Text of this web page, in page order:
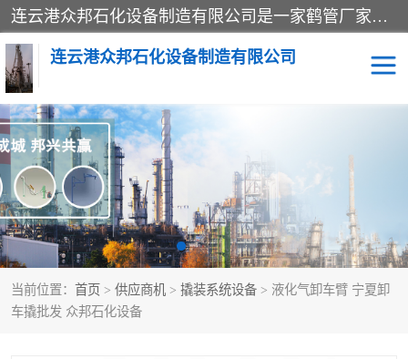
连云港众邦石化设备制造有限公司是一家鹤管厂家主营：鹤管、装车鹤管等，是致力于石油、石化等流体装卸设备(主要产品如鹤管、输油臂、脱缆钩等)的咨询、设计、制造、检测、安装指导、系统调试、维修维护等业务的公司。
连云港众邦石化设备制造有限公司
当前位置： 首页 > 供应商机 > 撬装系统设备 > 液化气卸车臂 宁夏卸
车撬批发 众邦石化设备
鹤管 顶部装卸鹤管
底部装卸鹤管 LNG低温鹤管
液氨鹤管 液化气鹤管
鹤管配件 活动梯栈台